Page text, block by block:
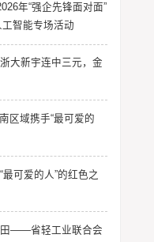
年“强企先锋面对面”
工智能专场活动
大新宇连中三元，金
区域携手“最可爱的
可爱的人”的红色之
田——省轻工业联合会